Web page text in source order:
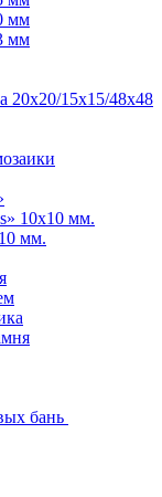
мм
мм
20х20/15х15/48х48
10х10 мм.
мм.
бань